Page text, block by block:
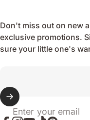
Don't miss out on new
exclusive promotions.
sure your little one's
Enter your email